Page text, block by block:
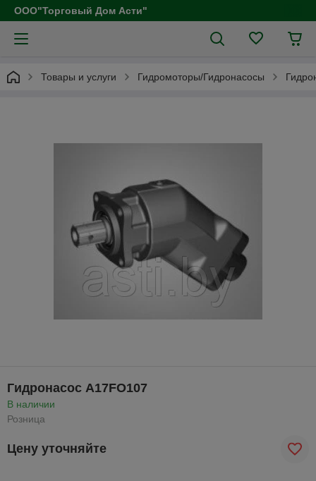
ООО"Торговый Дом Асти"
Товары и услуги Гидромоторы/Гидронасосы
Гидронасос A17FO107
В наличии
Розница
Цену уточняйте